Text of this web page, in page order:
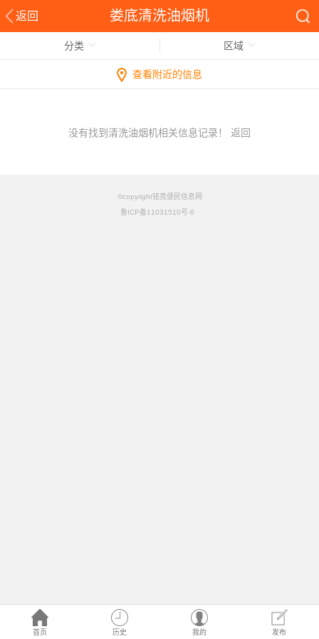
返回 娄底清洗油烟机
首页 历史 我的 发布
分类 区域
查看附近的信息
没有找到清洗油烟机相关信息记录！ 返回
©copyright铭竟便民信息网
鲁ICP备11031510号-6